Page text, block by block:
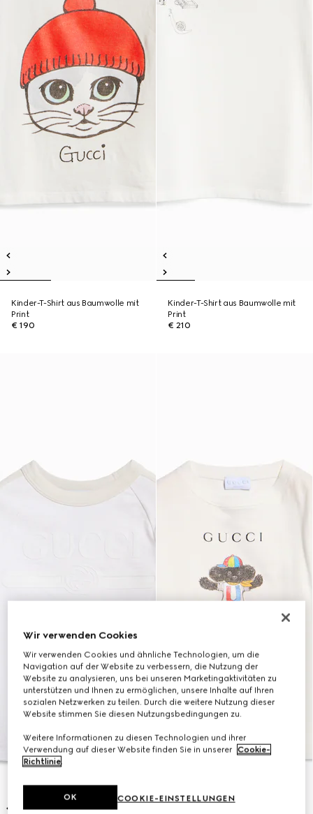
Kinder-T-Shirt aus Baumwolle mit
Print
€ 190
Kinder-T-Shirt aus Baumwolle mit
Print
€ 210
Wir verwenden Cookies
Wir verwenden Cookies und ähnliche Technologien, um die
Navigation auf der Website zu verbessern, die Nutzung der
Website zu analysieren, uns bei unseren Marketingaktivitäten zu
unterstützen und Ihnen zu ermöglichen, unsere Inhalte auf Ihren
sozialen Netzwerken zu teilen. Durch die weitere Nutzung dieser
Website stimmen Sie diesen Nutzungsbedingungen zu.
Weitere Informationen zu diesen Technologien und ihrer
Verwendung auf dieser Website finden Sie in unserer Cookie-
Richtlinie.
COOKIE-EINSTELLUNGEN
OK